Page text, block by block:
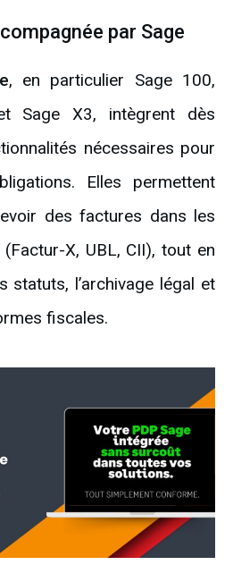
par Sage
, en particulier Sage 100,
Sage X3, intègrent dès
nécessaires pour
Elles permettent
des factures dans les
X, UBL, CII), tout en
statuts, l’archivage légal et
fiscales.